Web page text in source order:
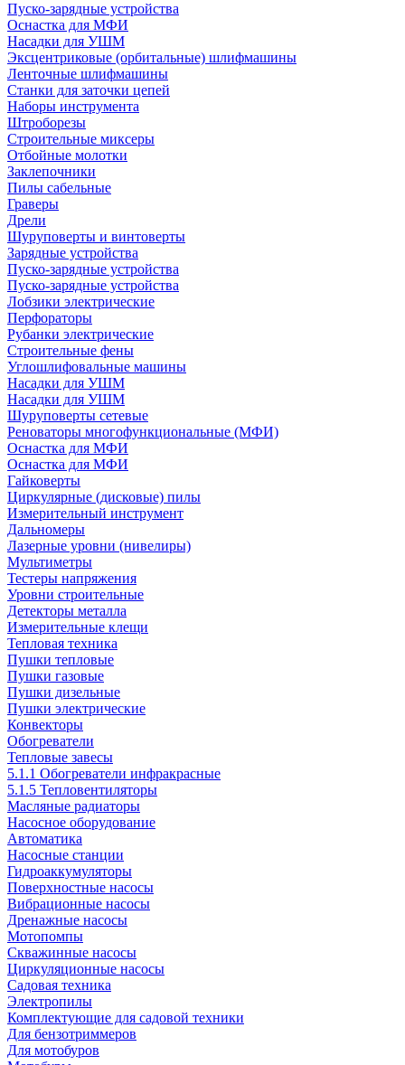
Пуско-зарядные устройства
Оснастка для МФИ
Насадки для УШМ
Эксцентриковые (орбитальные) шлифмашины
Ленточные шлифмашины
Станки для заточки цепей
Наборы инструмента
Штроборезы
Строительные миксеры
Отбойные молотки
Заклепочники
Пилы сабельные
Граверы
Дрели
Шуруповерты и винтоверты
Зарядные устройства
Пуско-зарядные устройства
Пуско-зарядные устройства
Лобзики электрические
Перфораторы
Рубанки электрические
Строительные фены
Углошлифовальные машины
Насадки для УШМ
Насадки для УШМ
Шуруповерты сетевые
Реноваторы многофункциональные (МФИ)
Оснастка для МФИ
Оснастка для МФИ
Гайковерты
Циркулярные (дисковые) пилы
Измерительный инструмент
Дальномеры
Лазерные уровни (нивелиры)
Мультиметры
Тестеры напряжения
Уровни строительные
Детекторы металла
Измерительные клещи
Тепловая техника
Пушки тепловые
Пушки газовые
Пушки дизельные
Пушки электрические
Конвекторы
Обогреватели
Тепловые завесы
5.1.1 Обогреватели инфракрасные
5.1.5 Тепловентиляторы
Масляные радиаторы
Насосное оборудование
Автоматика
Насосные станции
Гидроаккумуляторы
Поверхностные насосы
Вибрационные насосы
Дренажные насосы
Мотопомпы
Скважинные насосы
Циркуляционные насосы
Садовая техника
Электропилы
Комплектующие для садовой техники
Для бензотриммеров
Для мотобуров